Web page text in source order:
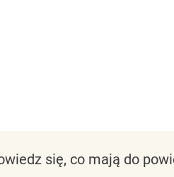
się, co mają do